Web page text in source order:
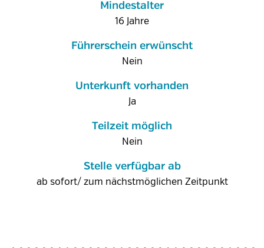
Mindestalter
16 Jahre
Führerschein erwünscht
Nein
Unterkunft vorhanden
Ja
Teilzeit möglich
Nein
Stelle verfügbar ab
ab sofort/ zum nächstmöglichen Zeitpunkt